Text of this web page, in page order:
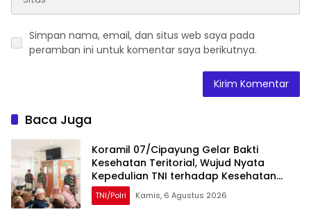
Simpan nama, email, dan situs web saya pada
peramban ini untuk komentar saya berikutnya.
Baca Juga
Koramil 07/Cipayung Gelar Bakti
Kesehatan Teritorial, Wujud Nyata
Kepedulian TNI terhadap Kesehatan
Masyarakat
TNI/Polri Kamis, 6 Agustus 2026